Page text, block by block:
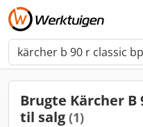
Brugte Kärcher B
til salg (1)